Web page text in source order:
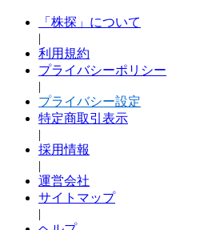
「株探」について
|
利用規約
プライバシーポリシー
|
プライバシー設定
特定商取引表示
|
採用情報
|
運営会社
サイトマップ
|